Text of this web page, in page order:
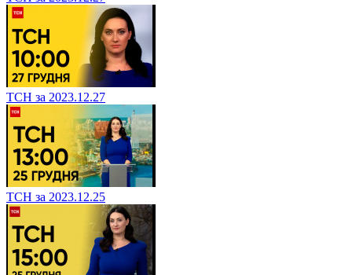
ТСН за 2023.12.27
ТСН за 2023.12.25